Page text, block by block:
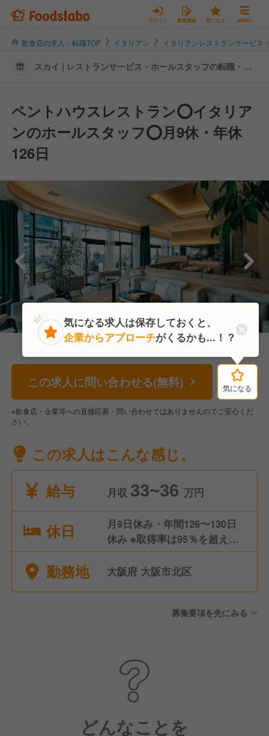
ログイン 新規登録 気になる MENU
飲食店の求人・転職TOP イタリアン イタリアンレストランサービス
スカイ | レストランサービス・ホールスタッフの転職・求
ペントハウスレストラン⭕イタリア
ンのホールスタッフ⭕月9休・年休
126日
この求人に問い合わせる(無料) 気になる
※飲食店・企業等への直接応募・問い合わせではありませんのでご安心くだ
さい。
この求人はこんな感じ。
給与
月収 33~36 万円
休日
月9日休み・年間126〜130日
休み ※取得率は95％を超えて
います。 当社独自の休暇制度
により、公休9日休みに加え
上、月間労働時間200h以下》
ワークライフバランスの充実
および休みの日はしっかり身
体を休めて欲しいです！
勤務地 大阪府 大阪市北区
募集要項を先にみる
どんなことを
気になる
気になる求人は保存しておくと、
企業からアプローチがくるかも...！？